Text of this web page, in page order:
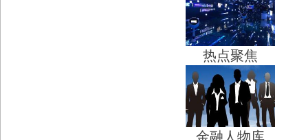
热点聚焦
金融人物库